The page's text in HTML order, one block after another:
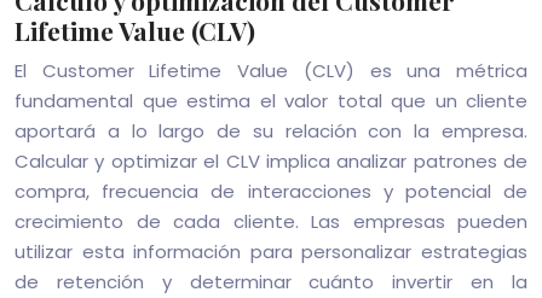
Lifetime Value (CLV)
El Customer Lifetime Value (CLV) es una métrica
fundamental que estima el valor total que un cliente
aportará a lo largo de su relación con la empresa.
Calcular y optimizar el CLV implica analizar patrones de
compra, frecuencia de interacciones y potencial de
crecimiento de cada cliente. Las empresas pueden
utilizar esta información para personalizar estrategias
de retención y determinar cuánto invertir en la